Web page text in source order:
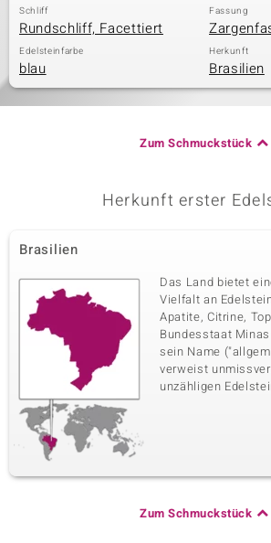
Schliff
Rundschliff, Facettiert
Fassung
Edelsteinfarbe
blau
Herkunft
Brasilien
Zum Schmuckstück
Herkunft erster
Brasilien
Das Land bietet
Vielfalt an
Apatite, Citrine,
Bundesstaat
sein Name
verweist
unzähligen
Zum Schmuckstück